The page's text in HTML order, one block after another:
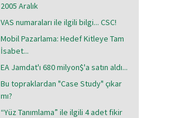
2005 Aralık
VAS numaraları ile ilgili bilgi... CSC!
Mobil Pazarlama: Hedef Kitleye Tam
İsabet...
EA Jamdat'ı 680 milyon$'a satın aldı...
Bu topraklardan "Case Study" çıkar
mı?
“Yüz Tanımlama” ile ilgili 4 adet fikir